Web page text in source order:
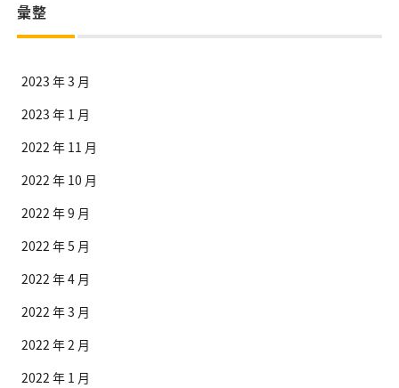
彙整
2023 年 3 月
2023 年 1 月
2022 年 11 月
2022 年 10 月
2022 年 9 月
2022 年 5 月
2022 年 4 月
2022 年 3 月
2022 年 2 月
2022 年 1 月